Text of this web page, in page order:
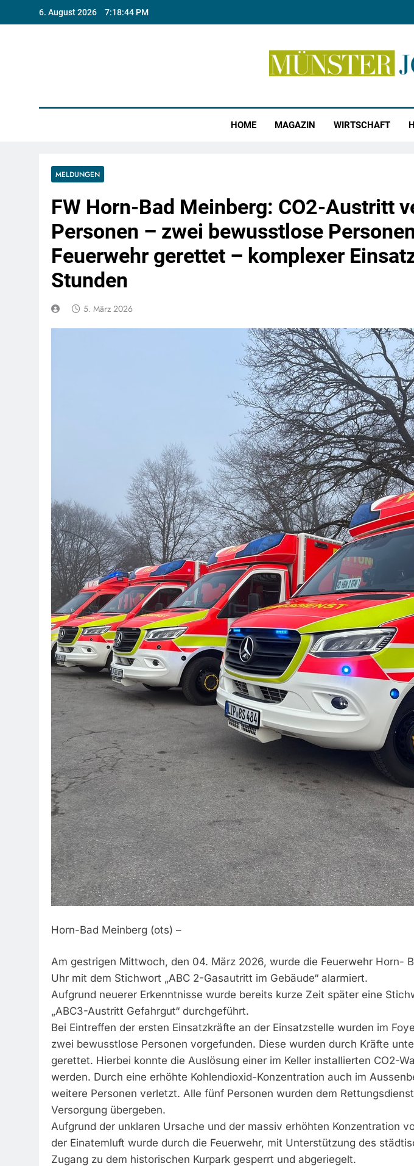
6. August 2026 7:18:45 PM
HOME MAGAZIN WIRTSCHAFT
MELDUNGEN
FW Horn-Bad Meinberg: CO2-Austritt
Personen – zwei bewusstlose
Feuerwehr gerettet – komplexer
Stunden
5. März 2026
Horn-Bad Meinberg (ots) –
Am gestrigen Mittwoch, den 04. März 2026, wurde die Feuerwehr Horn-
Uhr mit dem Stichwort „ABC 2-Gasautritt im Gebäude“ alarmiert.
Aufgrund neuerer Erkenntnisse wurde bereits kurze Zeit später eine
„ABC3-Austritt Gefahrgut“ durchgeführt.
Bei Eintreffen der ersten Einsatzkräfte an der Einsatzstelle wurden im
zwei bewusstlose Personen vorgefunden. Diese wurden durch Kräfte
gerettet. Hierbei konnte die Auslösung einer im Keller installierten CO2-
werden. Durch eine erhöhte Kohlendioxid-Konzentration auch im
weitere Personen verletzt. Alle fünf Personen wurden dem
Versorgung übergeben.
Aufgrund der unklaren Ursache und der massiv erhöhten Konzentration
der Einatemluft wurde durch die Feuerwehr, mit Unterstützung des
Zugang zu dem historischen Kurpark gesperrt und abgeriegelt.